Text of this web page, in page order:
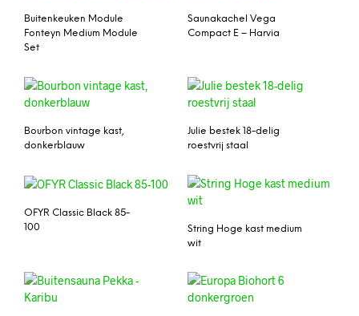
Buitenkeuken Module
Fonteyn Medium Module
Set
Saunakachel Vega
Compact E – Harvia
Bourbon vintage kast,
donkerblauw
Julie bestek 18-delig
roestvrij staal
OFYR Classic Black 85-
100
String Hoge kast medium
wit